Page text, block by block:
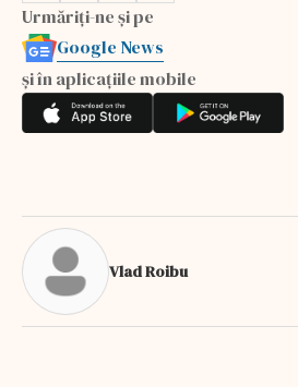
Urmăriți-ne și pe
Google News
și în aplicațiile mobile
Vlad Roibu